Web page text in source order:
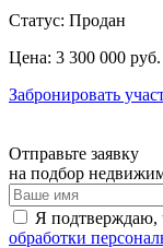
Статус: Продан
Цена: 3 300 000 руб.
Забронировать
Отправьте заявку
на подбор
Я подтверждаю,
обработки